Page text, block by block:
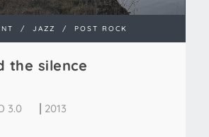
/ JAZZ / POST ROCK
the silence
3.0
2013